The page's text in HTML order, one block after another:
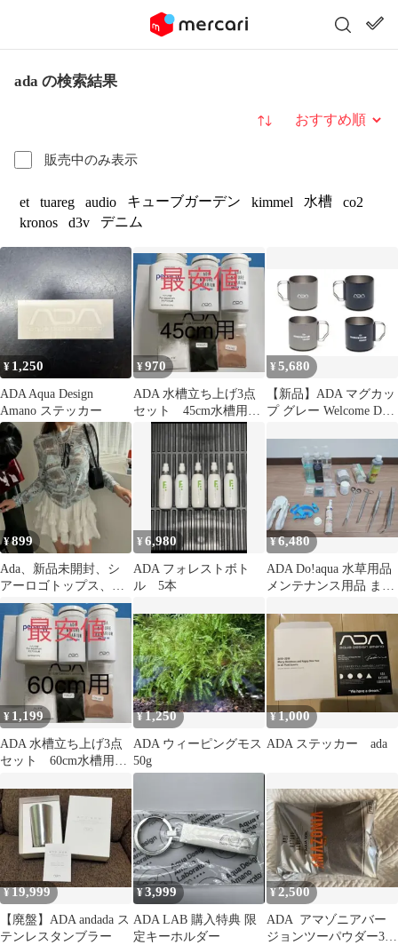
ada の検索結果
販売中のみ表示
並び替え
et tuareg audio キューブガーデン kimmel 水槽
co2
kronos
d3v デニム
¥ 1,250
ADA Aqua Design
Amano ステッカー
¥970
ADA 水槽立ち上げ3点
セット 45cm水槽用
クリアスーパー バク
¥5,680
【新品】ADA マグカッ
プ グレー Welcome Day
¥899
Ada、新品未開封、シ
アーロゴトップス、サ
イズF
¥6,980
ADA フォレストボト
ル 5本
¥6,480
ADA Do!aqua 水草用品
メンテナンス用品 まと
¥ 1,199
ADA 水槽立ち上げ3点
セット 60cm水槽用
ター100
¥1,250
ADA ウィーピングモス
50g
¥1,000
ADA ステッカー ada
¥19,999
【廃盤】ADA andada ス
テンレスタンブラー
¥3,999
ADA LAB 購入特典 限
定キーホルダー
¥2,500
ADA ￼ ￼アマゾニアバー
ジョンツーパウダー3リ